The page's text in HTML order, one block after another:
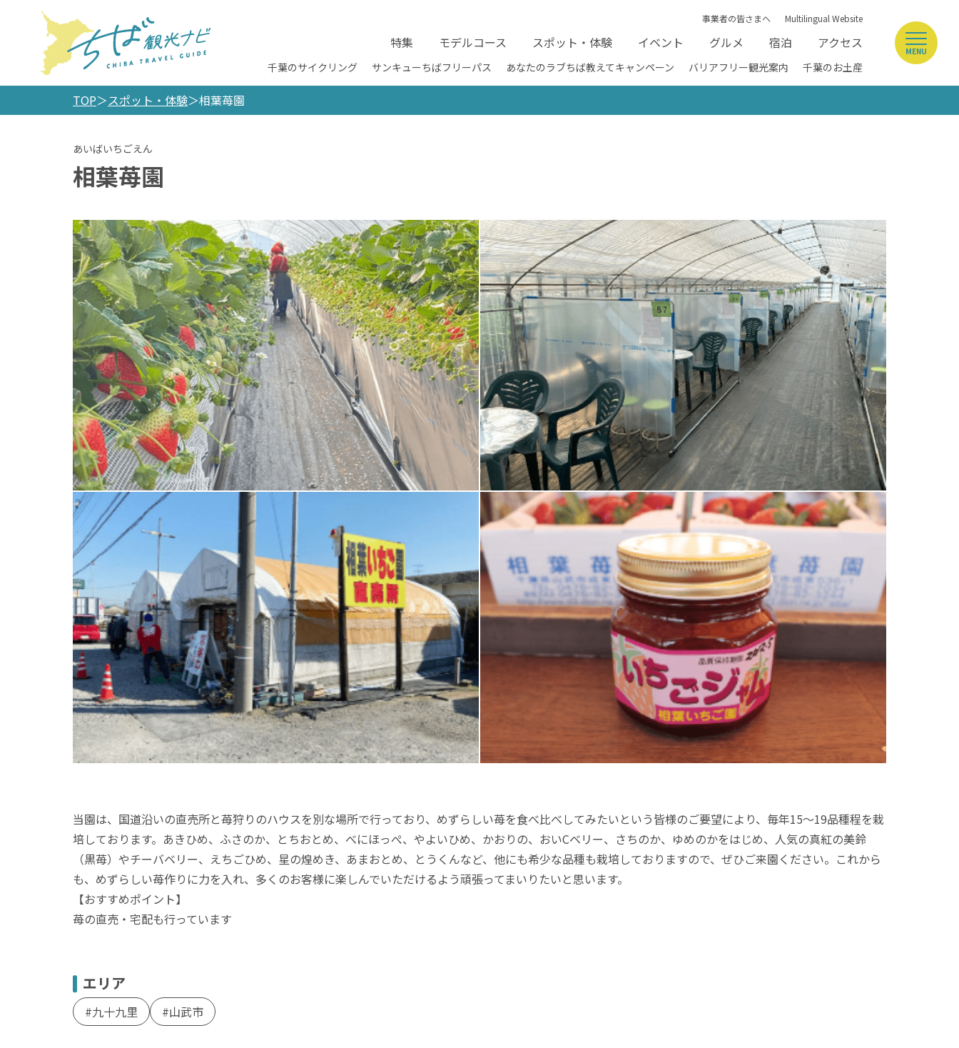
事業者の皆さまへ Multilingual Website
特集 モデルコース スポット・体験 イベント グルメ 宿泊 アクセス
千葉のサイクリング サンキューちばフリーパス あなたのラブちば教えてキャンペーン バリアフリー観光案内 千葉のお土産
MENU
TOP スポット・体験 相葉苺園
相葉苺園
当園は、国道沿いの直売所と苺狩りのハウスを別な場所で行っており、めずらしい苺を食べ比べしてみたいという皆様のご要望により、毎年15～19品種程を栽
培しております。あきひめ、ふさのか、とちおとめ、べにほっぺ、やよいひめ、かおりの、おいCベリー、さちのか、ゆめのかをはじめ、人気の真紅の美鈴
（黒苺）やチーバベリー、えちごひめ、星の煌めき、あまおとめ、とうくんなど、他にも希少な品種も栽培しておりますので、ぜひご来園ください。これから
も、めずらしい苺作りに力を入れ、多くのお客様に楽しんでいただけるよう頑張ってまいりたいと思います。
【おすすめポイント】
苺の直売・宅配も行っています
エリア
九十九里 山武市